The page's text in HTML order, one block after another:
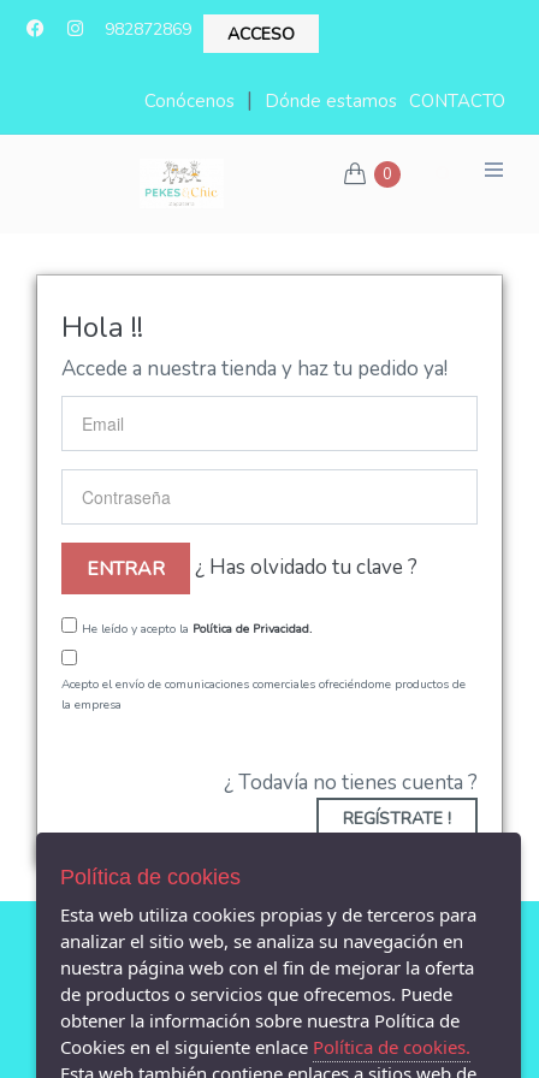
982872869 ACCESO
Conócenos | Dónde estamos CONTACTO
0
Hola !!
Accede a nuestra tienda y haz tu pedido ya!
ENTRAR ¿ Has olvidado tu clave ?
He leído y acepto la Política de Privacidad.
Acepto el envío de comunicaciones comerciales ofreciéndome productos de
la empresa
¿ Todavía no tienes cuenta ?
REGÍSTRATE !
AVISO LEGAL
POLÍTICA DE COOKIES
ENVÍOS Y DEVOLUCIONES
Política de cookies
Esta web utiliza cookies propias y de terceros para
analizar el sitio web, se analiza su navegación en
nuestra página web con el fin de mejorar la oferta
de productos o servicios que ofrecemos. Puede
obtener la información sobre nuestra Política de
Cookies en el siguiente enlace Política de cookies.
Esta web también contiene enlaces a sitios web de